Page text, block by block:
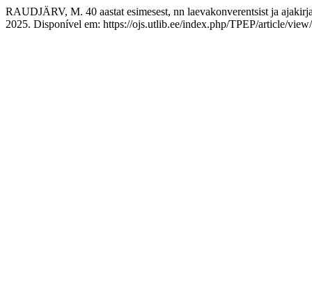
RAUDJÄRV, M. 40 aastat esimesest, nn laevakonverentsist ja
2025. Disponível em: https://ojs.utlib.ee/index.php/TPEP/article/